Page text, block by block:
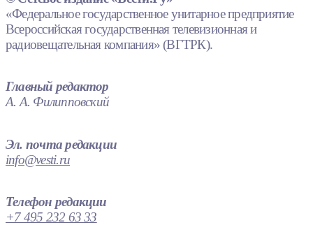
«Федеральное государственное унитарное предприятие
Всероссийская государственная телевизионная и
радиовещательная компания» (ВГТРК).
Главный редактор
А. А. Филипповский
Эл. почта редакции
info@vesti.ru
Телефон редакции
+7 495 232 63 33